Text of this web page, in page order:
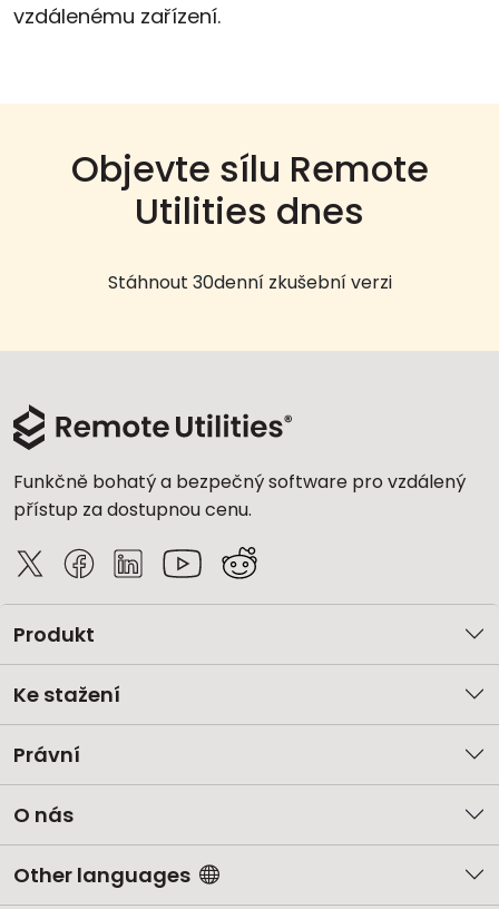
vzdálenému zařízení.
Objevte sílu Remote
Utilities dnes
Stáhnout 30denní zkušební verzi
Funkčně bohatý a bezpečný software pro vzdálený
přístup za dostupnou cenu.
Produkt
Ke stažení
Právní
O nás
Other languages